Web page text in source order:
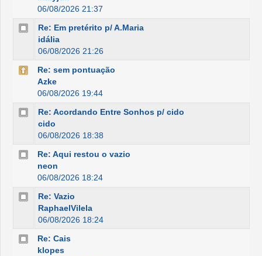
06/08/2026 21:37
Re: Em pretérito p/ A.Maria
idália
06/08/2026 21:26
Re: sem pontuação
Azke
06/08/2026 19:44
Re: Acordando Entre Sonhos p/ cido
cido
06/08/2026 18:38
Re: Aqui restou o vazio
neon
06/08/2026 18:24
Re: Vazio
RaphaelVilela
06/08/2026 18:24
Re: Cais
klopes